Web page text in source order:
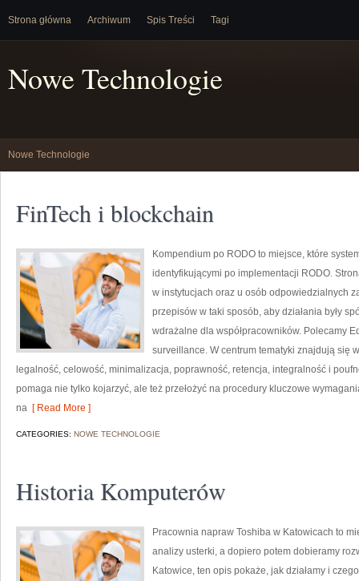
Strona główna Archiwum Spis Treści Tagi
Nowe Technologie
Nowe Technologie
FinTech i blockchain
Kompendium po RODO to miejsce, które
identyfikującymi po implementacji RODO.
w instytucjach oraz u osób odpowiedzialnych
przepisów w taki sposób, aby działania były
wdrażalne dla współpracowników. Polecamy
surveillance. W centrum tematyki znajdują się
legalność, celowość, minimalizacja, poprawność, retencja, integralność i
pomaga nie tylko kojarzyć, ale też przełożyć na procedury kluczowe
na [ Read More ]
CATEGORIES: NOWE TECHNOLOGIE
Historia Komputerów
Pracownia napraw Toshiba w Katowicach to
analizy usterki, a dopiero potem dobieramy
Katowice, ten opis pokaże, jak działamy i